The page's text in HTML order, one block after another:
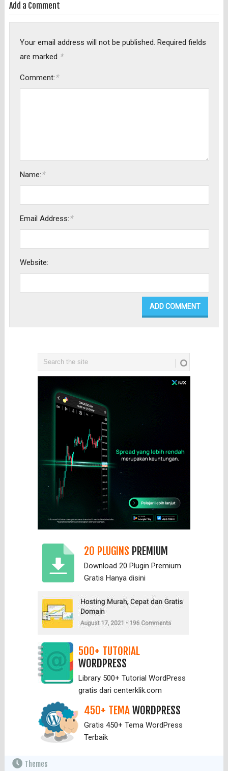
Add a Comment
Your email address will not be published. Required fields
are marked *
Comment:*
Name:*
Email Address:*
Website:
20 PLUGINS PREMIUM
Download 20 Plugin Premium
Gratis Hanya disini
500+ TUTORIAL
WORDPRESS
Library 500+ Tutorial WordPress
gratis dari centerklik.com
450+ TEMAWORDPRESS
Gratis 450+ Tema WordPress
Terbaik
Themes